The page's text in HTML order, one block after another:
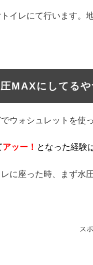
イレにて行います。
MAXにしてる
ウォシュレットを使
アッー！ となった経験
に座った時、まず水
ス